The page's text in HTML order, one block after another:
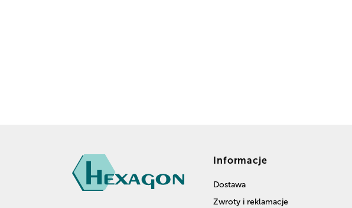
Informacje
Dostawa
Zwroty i reklamacje